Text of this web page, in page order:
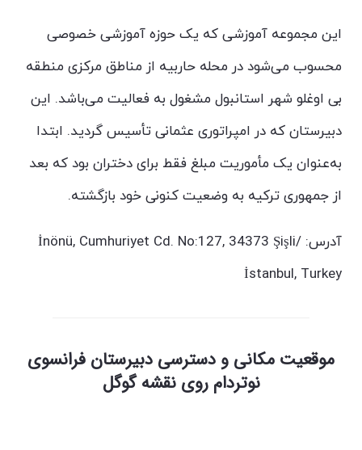
این مجموعه آموزشی که یک حوزه آموزشی خصوصی
محسوب می‌شود در محله‌ حاربیه از مناطق مرکزی منطقه
بی اوغلو شهر استانبول مشغول به فعالیت می‌باشد. این
دبیرستان که در امپراتوری عثمانی تأسیس گردید. ابتدا
به‌عنوان یک مأموریت مبلغ فقط برای دختران بود که بعد
از جمهوری ترکیه به وضعیت کنونی خود بازگشته.
آدرس: İnönü, Cumhuriyet Cd. No:127, 34373 Şişli/
İstanbul, Turkey
موقعیت مکانی و دسترسی دبیرستان فرانسوی
نوتردام روی نقشه گوگل